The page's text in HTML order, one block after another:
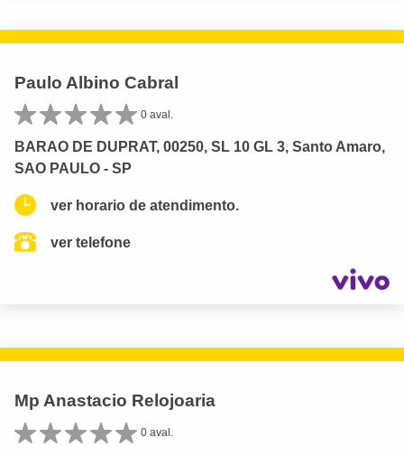
Paulo Albino Cabral
0 aval.
BARAO DE DUPRAT, 00250, SL 10 GL 3, Santo Amaro,
SAO PAULO - SP
ver horario de atendimento.
ver telefone
Mp Anastacio Relojoaria
0 aval.